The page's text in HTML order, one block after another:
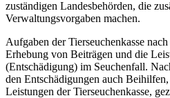
zuständigen Landesbehörden, die
Verwaltungsvorgaben machen.
Aufgaben der Tierseuchenkasse
Erhebung von Beiträgen und die
(Entschädigung) im Seuchenfall.
den Entschädigungen auch
Leistungen der Tierseuchenkasse,